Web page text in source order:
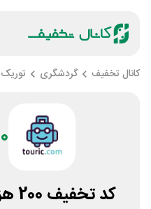
کانال تخفیف گردشگری توریک